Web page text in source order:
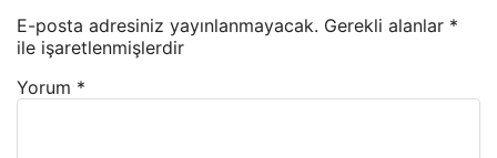
E-posta adresiniz yayınlanmayacak. Gerekli alanlar *
ile işaretlenmişlerdir
Yorum *